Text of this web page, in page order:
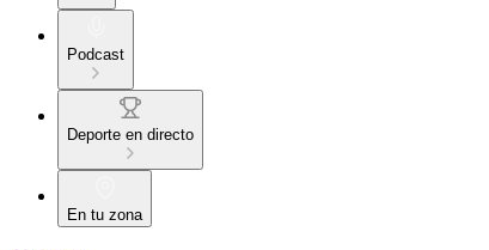
Podcast
Deporte en directo
En tu zona